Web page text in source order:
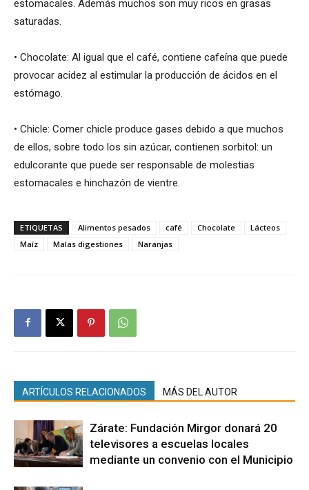
estomacales. Además muchos son muy ricos en grasas
saturadas.
• Chocolate: Al igual que el café, contiene cafeína que puede
provocar acidez al estimular la producción de ácidos en el
estómago.
• Chicle: Comer chicle produce gases debido a que muchos
de ellos, sobre todo los sin azúcar, contienen sorbitol: un
edulcorante que puede ser responsable de molestias
estomacales e hinchazón de vientre.
ETIQUETAS Alimentos pesados café Chocolate
Lácteos
Maíz
Malas digestiones Naranjas
ARTÍCULOS RELACIONADOS MÁS DEL AUTOR
Zárate: Fundación Mirgor donará 20
televisores a escuelas locales
mediante un convenio con el Municipio